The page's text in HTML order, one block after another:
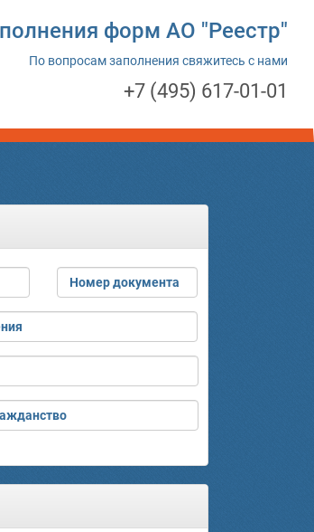
форм АО "Реестр"
По вопросам заполнения свяжитесь с нами
+7 (495) 617-01-01
Номер документа